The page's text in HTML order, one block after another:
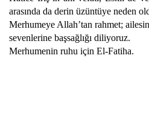
arasında da derin üzüntüye neden
Merhumeye Allah’tan rahmet;
sevenlerine başsağlığı diliyoruz.
Merhumenin ruhu için El-Fatiha.